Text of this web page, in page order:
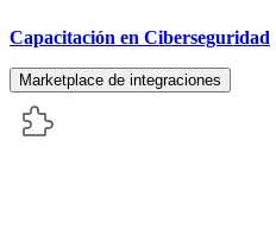
Capacitación en Ciberseguridad
Marketplace de integraciones